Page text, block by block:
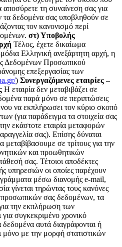
τη συναίνεση σας για
τα δεδομένα σας υποβληθούν σε
τον κανονισμό περί
στ) Υποβολής
Τέλος, έχετε δικαίωμα
Ελληνική ανεξάρτητη αρχή, η
Δεδομένων Προσωπικού
επεξεργασίας των
) Συνεργαζόμενες εταιρίες –
Η εταιρία δεν μεταβιβάζει σε
παρά μόνο σε περιπτώσεις
να εκπλήρωσει τον κύριο σκοπό
(για παράδειγμα τα στοιχεία σας
εκάστοτε εταιρία μεταφορών
σας). Επίσης δύναται
μεταβίβασουμε σε τρίτους για την
και προωθητικών
σας. Τέτοιοι αποδέκτες
υπηρεσιών οι οποίες παρέχουν
μέσω διανομής e-mail,
γίνεται τηρώντας τους κανόνες
σας δεδομένων, τα
την εκπλήρωση των
συγκεκριμένο χρονικό
αυτά διαγράφονται ή
μόνο με την μορφή στατιστικών